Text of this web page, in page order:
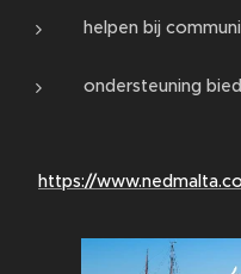
helpen bij
ondersteuning
https://